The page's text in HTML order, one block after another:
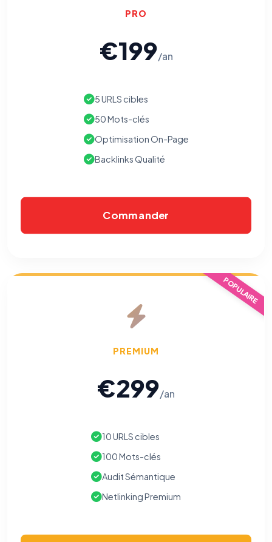
PRO
€199/an
5 URLS cibles
50 Mots-clés
Optimisation On-Page
Backlinks Qualité
Commander
POPULAIRE
PREMIUM
€299/an
10 URLS cibles
100 Mots-clés
Audit Sémantique
Netlinking Premium